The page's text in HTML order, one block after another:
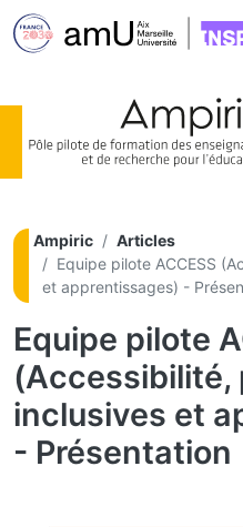
Ampiric
Articles
Equipe pilote ACCESS
et apprentissages) -
Equipe pilote
(Accessibilité,
inclusives et
- Présentation